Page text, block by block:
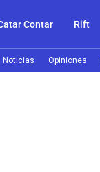
Contar Rift
Noticias Opiniones